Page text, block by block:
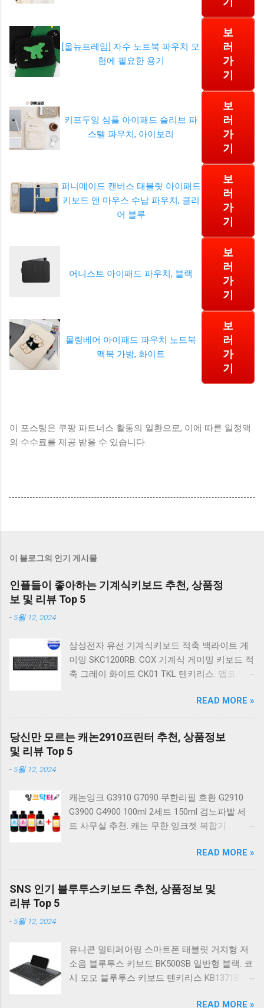
[올뉴프레임] 자수 노트북 파우치 모
험에 필요한 용기
보
러
가
기
키프두잉 심플 아이패드 슬리브 파
스텔 파우치, 아이보리
보
러
가
기
퍼니메이드 캔버스 태블릿 아이패드
키보드 앤 마우스 수납 파우치, 클리
어 블루
보
러
가
기
어니스트 아이패드 파우치, 블랙
보
러
가
기
몰링베어 아이패드 파우치 노트북
맥북 가방, 화이트
보
러
가
기
이 포스팅은 쿠팡 파트너스 활동의 일환으로, 이에 따른 일정액
의 수수료를 제공 받을 수 있습니다.
이 블로그의 인기 게시물
인플들이 좋아하는 기계식키보드 추천, 상품정
보 및 리뷰 Top 5
- 5월 12, 2024
삼성전자 유선 기계식키보드 적축 백라이트 게
이밍 SKC1200RB. COX 기계식 게이밍 키보드 적
축 그레이 화이트 CK01 TKL 텐키리스. 앱코 축
랙 K560 일반형. 앱코 K517 레트로 기계식 게이
밍 유선키보드 갈축 일반형 레트로 베이지. 체리
키보드 G803000S TKL RGB 게이밍 텐키리스 기
계식 키보드 4종 축 선택 저소음적축 블랙. 체리
베이지 K517 Retro. COX CK01 교체축 사이드
RGB 게이밍 기계식 키보드 네이비 CK01NV적축
일반형. 체리키보드 XTRFY MX BOARD 3.1 RGB
COX 기계식 게이밍 키보드 갈축 그레이 화이트
CK01 TKL 텐키리스 기계식키보드 구매를 고려
하실 때, 추가 할인 혜택을 놓치지 마세요. 다양
정이 많이 어려우시죠? 특히 기계식키보드 같은
상품을 고를 때는 더 고민이 많을 수 밖에 없습
니다. 다양한 상품들을 상세스펙 과 가격 을 꼼
READ MORE »
당신만 모르는 캐논2910프린터 추천, 상품정보
및 리뷰 Top 5
- 5월 12, 2024
캐논잉크 G3910 G7090 무한리필 호환 G2910
G3900 G4900 100ml 2세트 150ml 검노파빨 세
트 사무실 추천. 캐논 무한 잉크젯 복합기
논 PIXMA G2910 잉크포함 정품 무한복합기 컬
러 잉크젯복합기 가정용프린터 상세정보참조.
캐논 G시리즈 프린터 정품 헤드 카트리지
G1900 G2900 G3900 G4900 G2910 G3910
G4902 G4910 G4911 리필 잉크 1개 GI990
500ml 4색세트. 캐논 빌트인 정품무한 복합기
G2910 정품잉크 포함충전잉크4색 추가증정. 캐
READ MORE »
SNS 인기 블루투스키보드 추천, 상품정보 및
리뷰 Top 5
- 5월 12, 2024
유니콘 멀티페어링 스마트폰 태블릿 거치형 저
소음 블루투스 키보드 BK500SB 일반형 블랙. 코
시 모모 블루투스 키보드 텐키리스 KB1371BT
READ MORE »